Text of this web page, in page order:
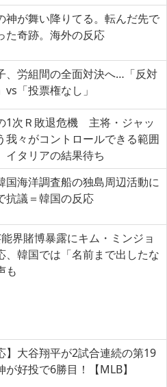
神が舞い降りてる。転んだ先で
た奇跡。海外の反応
、労組間の全面対決へ…「反対
vs「投票権なし」
1次Ｒ敗退危機 主将・ジャッ
我々がコントロールできる範囲
タリアの結果待ち
国海洋調査船の独島周辺活動に
抗議＝韓国の反応
界賭博暴露にキム・ミンジョ
、韓国では「名前まで出したな
も
】大谷翔平が2試合連続の第19
好投で6勝目！【MLB】